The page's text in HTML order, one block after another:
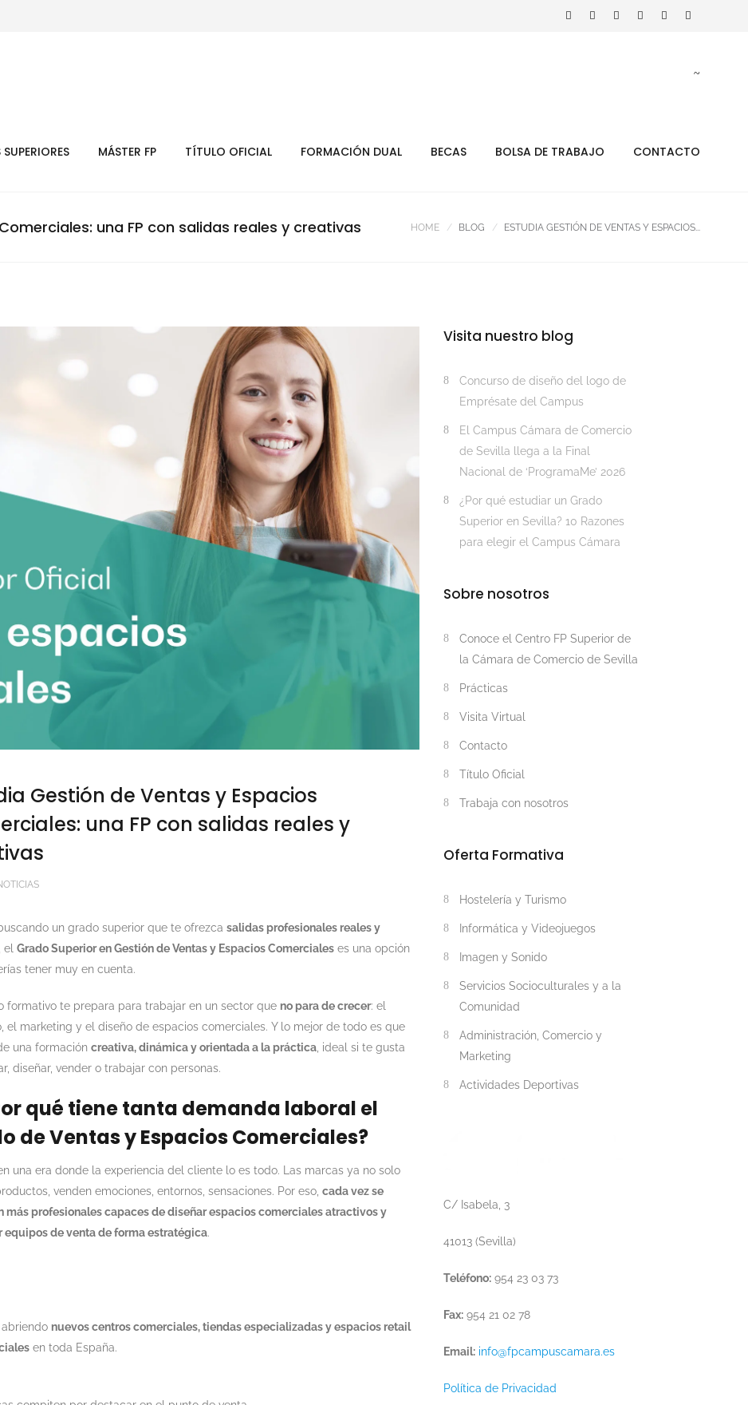
MÁSTER FP TÍTULO OFICIAL FORMACIÓN DUAL BECAS BOLSA DE TRABAJO CONTACTO
una FP con salidas reales y creativas HOME BLOG ESTUDIA GESTIÓN DE VENTAS Y ESPACIOS...
Gestión de Ventas y Espacios
una FP con salidas reales y
un grado superior que te ofrezca salidas profesionales reales y
, el Grado Superior en Gestión de Ventas y Espacios Comerciales es una opción
tener muy en cuenta.
formativo te prepara para trabajar en un sector que no para de crecer: el
el marketing y el diseño de espacios comerciales. Y lo mejor de todo es que
una formación creativa, dinámica y orientada a la práctica , ideal si te gusta
diseñar, vender o trabajar con personas.
qué tiene tanta demanda laboral el
de Ventas y Espacios Comerciales?
una era donde la experiencia del cliente lo es todo. Las marcas ya no solo
venden emociones, entornos, sensaciones. Por eso, cada vez se
más profesionales capaces de diseñar espacios comerciales atractivos y
equipos de venta de forma estratégica.
nuevos centros comerciales, tiendas especializadas y espacios retail
en toda España.
Visita nuestro blog
Concurso de diseño del logo de
Emprésate del Campus
El Campus Cámara de Comercio
de Sevilla llega a la Final
Nacional de ‘ProgramaMe’ 2026
¿Por qué estudiar un Grado
Superior en Sevilla? 10 Razones
para elegir el Campus Cámara
Sobre nosotros
Conoce el Centro FP Superior de
la Cámara de Comercio de Sevilla
Prácticas
Visita Virtual
Contacto
Título Oficial
Trabaja con nosotros
Oferta Formativa
Hostelería y Turismo
Informática y Videojuegos
Imagen y Sonido
Servicios Socioculturales y a la
Comunidad
Administración, Comercio y
Marketing
Actividades Deportivas
C/ Isabela, 3
41013 (Sevilla)
Teléfono: 954 23 03 73
Fax: 954 21 02 78
Email: info@fpcampuscamara.es
Política de Privacidad